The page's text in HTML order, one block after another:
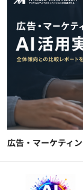
広告・マーケティ